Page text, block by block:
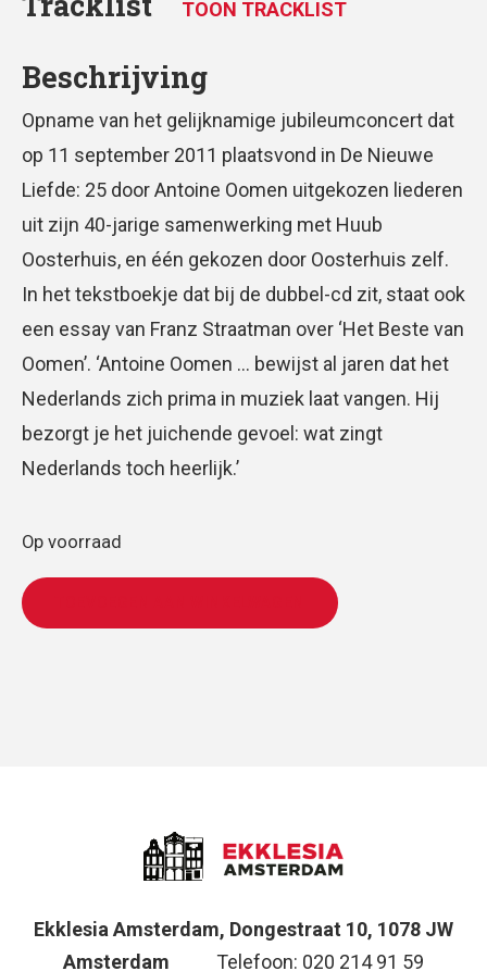
TOON TRACKLIST
Beschrijving
Opname van het gelijknamige jubileumconcert dat
op 11 september 2011 plaatsvond in De Nieuwe
Liefde: 25 door Antoine Oomen uitgekozen liederen
uit zijn 40-jarige samenwerking met Huub
Oosterhuis, en één gekozen door Oosterhuis zelf.
In het tekstboekje dat bij de dubbel-cd zit, staat ook
een essay van Franz Straatman over ‘Het Beste van
Oomen’. ‘Antoine Oomen … bewijst al jaren dat het
Nederlands zich prima in muziek laat vangen. Hij
bezorgt je het juichende gevoel: wat zingt
Nederlands toch heerlijk.’
Op voorraad
Ekklesia Amsterdam, Dongestraat 10, 1078 JW
Amsterdam
Telefoon: 020 214 91 59